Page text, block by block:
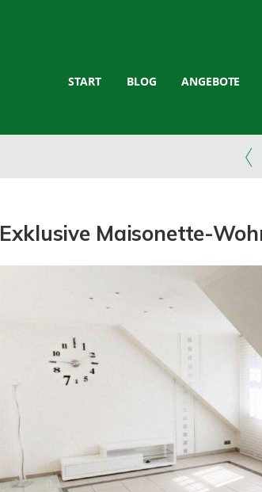
START BLOG ANGEBOTE
Exklusive Maisonette-